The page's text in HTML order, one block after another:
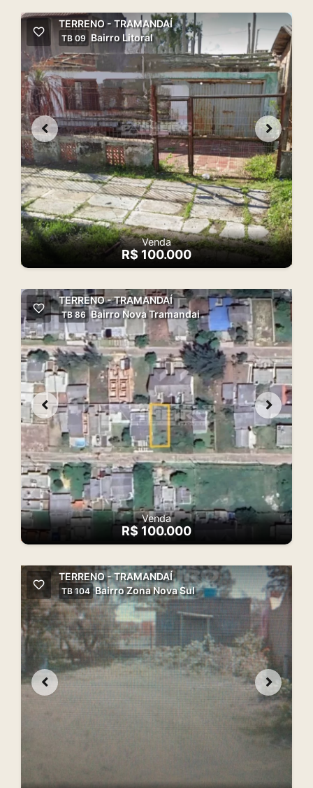
TERRENO - TRAMANDAÍ
TB 09 Bairro Litoral
Venda
R$ 100.000
TERRENO - TRAMANDAÍ
TB 86 Bairro Nova Tramandai
Venda
R$ 100.000
TERRENO - TRAMANDAÍ
TB 104 Bairro Zona Nova Sul